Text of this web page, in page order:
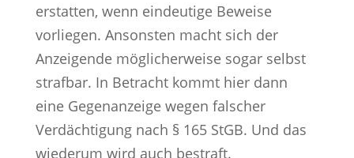
erstatten, wenn eindeutige Beweise
vorliegen. Ansonsten macht sich der
Anzeigende möglicherweise sogar selbst
strafbar. In Betracht kommt hier dann
eine Gegenanzeige wegen falscher
Verdächtigung nach § 165 StGB. Und das
wiederum wird auch bestraft.